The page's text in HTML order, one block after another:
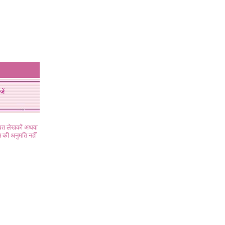
लेखकों अथवा
अनुमति नहीं